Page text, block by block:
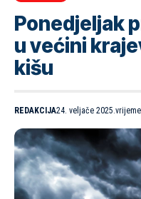
Ponedjeljak
u većini
kišu
REDAKCIJA24. veljače 2025.